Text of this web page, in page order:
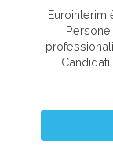
Eurointerim